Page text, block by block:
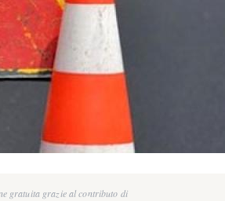
gratuita grazie al contributo di